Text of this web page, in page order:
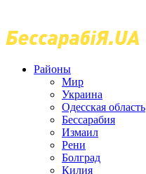
Районы
Мир
Украина
Одесская область
Бессарабия
Измаил
Рени
Болград
Килия